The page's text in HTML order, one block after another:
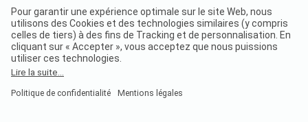
Mentions légales
Protection des données
Conditions d'utilisation
Règlement sur les services numériques